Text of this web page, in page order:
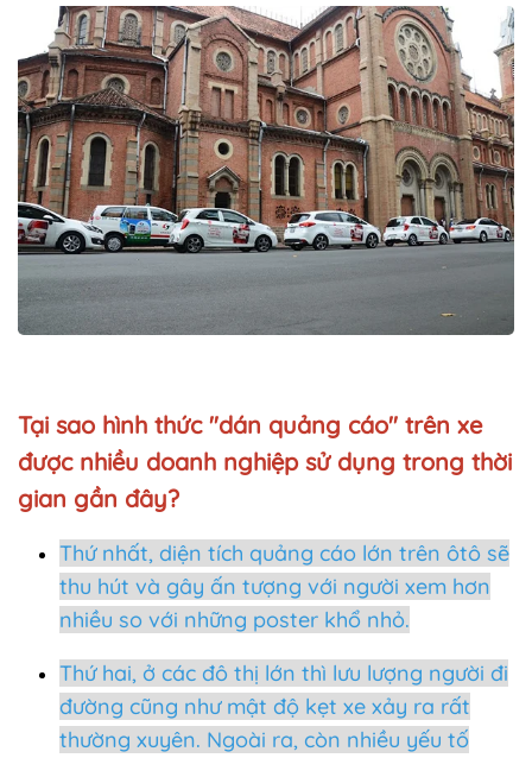
Tại sao hình thức "dán quảng cáo" trên xe
được nhiều doanh nghiệp sử dụng trong thời
gian gần đây?
Thứ nhất, diện tích quảng cáo lớn trên ôtô sẽ
thu hút và gây ấn tượng với người xem hơn
nhiều so với những poster khổ nhỏ.
Thứ hai, ở các đô thị lớn thì lưu lượng người đi
đường cũng như mật độ kẹt xe xảy ra rất
thường xuyên. Ngoài ra, còn nhiều yếu tố